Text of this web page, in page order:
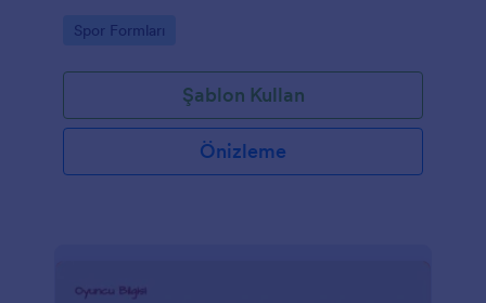
iseniz, basketbol etkinliğiniz için bu basketbol
Go to Category:
Spor Formları
Şablon Kullan
Önizleme